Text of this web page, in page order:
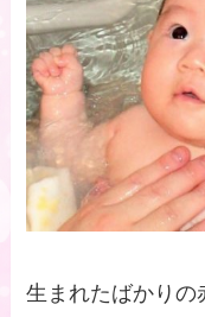
生まれたばかりの